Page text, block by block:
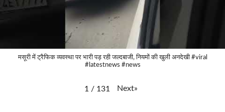
मसूरी में ट्रैफिक व्यवस्था पर भारी पड़ रही जल्दबाजी, नियमों की खुली अनदेखी #viral
#latestnews #news
1 / 131 Next»